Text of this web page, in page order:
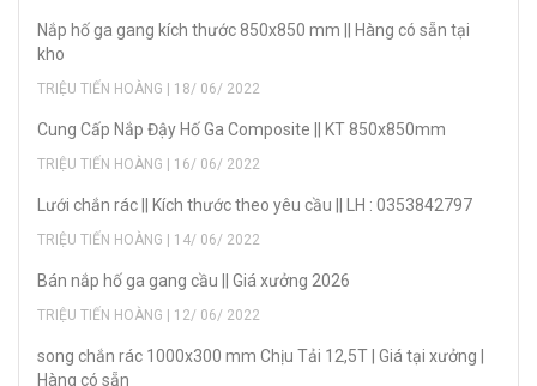
Nắp hố ga gang kích thước 850x850 mm || Hàng có sẵn tại
kho
TRIỆU TIẾN HOÀNG | 18/ 06/ 2022
Cung Cấp Nắp Đậy Hố Ga Composite || KT 850x850mm
TRIỆU TIẾN HOÀNG | 16/ 06/ 2022
Lưới chắn rác || Kích thước theo yêu cầu || LH : 0353842797
TRIỆU TIẾN HOÀNG | 14/ 06/ 2022
Bán nắp hố ga gang cầu || Giá xưởng 2026
TRIỆU TIẾN HOÀNG | 12/ 06/ 2022
song chắn rác 1000x300 mm Chịu Tải 12,5T | Giá tại xưởng |
Hàng có sẵn